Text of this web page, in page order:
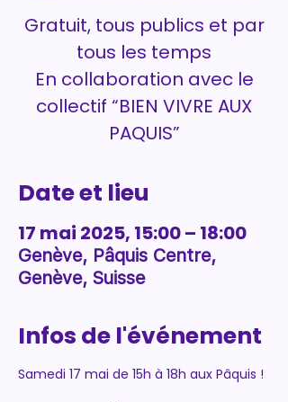
Gratuit, tous publics et par
tous les temps
En collaboration avec le
collectif “BIEN VIVRE AUX
PAQUIS”
Date et lieu
17 mai 2025, 15:00 – 18:00
Genève, Pâquis Centre,
Genève, Suisse
Infos de l'événement
Samedi 17 mai de 15h à 18h aux Pâquis !